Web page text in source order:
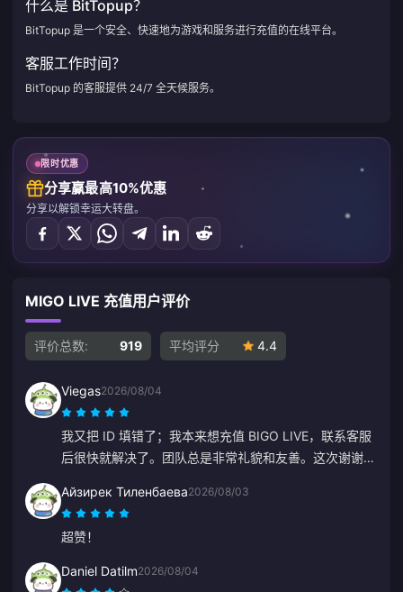
什么是 BitTopup？
BitTopup 是一个安全、快速地为游戏和服务进行充值的在线平台。
客服工作时间？
BitTopup 的客服提供 24/7 全天候服务。
限时优惠
分享赢最高10%优惠
分享以解锁幸运大转盘。
MIGO LIVE 充值用户评价
评价总数: 919 平均评分 4.4
Viegas2026/08/04
我又把 ID 填错了；我本来想充值 BIGO LIVE，联系客服
后很快就解决了。团队总是非常礼貌和友善。这次谢谢
Айзирек Тиленбаева2026/08/03
超赞！
Daniel Datilm2026/08/04